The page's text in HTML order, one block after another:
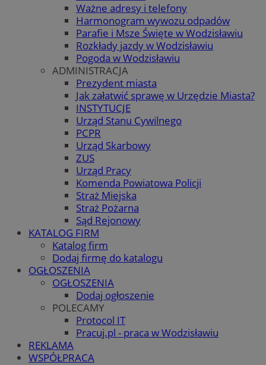
Ważne adresy i telefony
Harmonogram wywozu odpadów
Parafie i Msze Święte w Wodzisławiu
Rozkłady jazdy w Wodzisławiu
Pogoda w Wodzisławiu
ADMINISTRACJA
Prezydent miasta
Jak załatwić sprawę w Urzędzie Miasta?
INSTYTUCJE
Urząd Stanu Cywilnego
PCPR
Urząd Skarbowy
ZUS
Urząd Pracy
Komenda Powiatowa Policji
Straż Miejska
Straż Pożarna
Sąd Rejonowy
KATALOG FIRM
Katalog firm
Dodaj firmę do katalogu
OGŁOSZENIA
OGŁOSZENIA
Dodaj ogłoszenie
POLECAMY
Protocol IT
Pracuj.pl - praca w Wodzisławiu
REKLAMA
WSPÓŁPRACA